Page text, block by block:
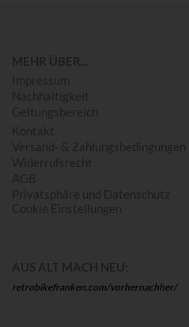
retrobikefranken.com/vorhernachher/